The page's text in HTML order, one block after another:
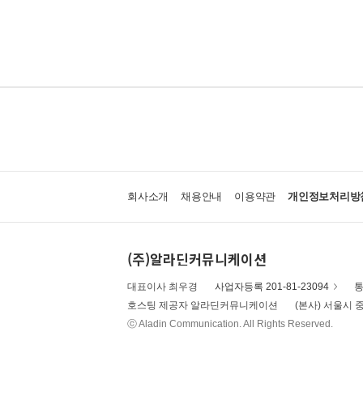
회사소개 채용안내 이용약관 개인정보처리방
(주)알라딘커뮤니케이션
대표이사 최우경 사업자등록 201-81-23094
호스팅 제공자 알라딘커뮤니케이션
(본사) 서울시
ⓒ Aladin Communication. All Rights Reserved.